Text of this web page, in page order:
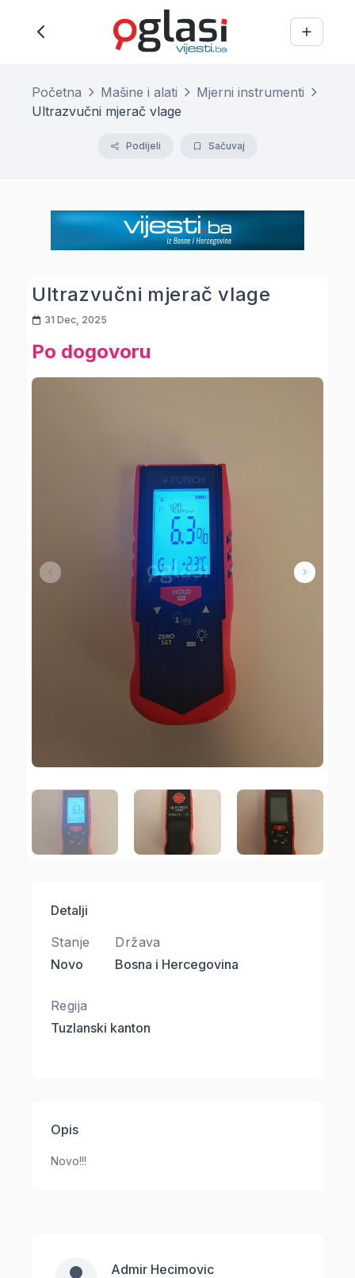
Početna Mašine i alati
Mjerni instrumenti
Ultrazvučni mjerač vlage
Podijeli Sačuvaj
Ultrazvučni mjerač vlage
31 Dec, 2025
Po dogovoru
Detalji
Stanje
Novo
Država
Bosna i Hercegovina
Regija
Tuzlanski kanton
Opis
Novo!!!
Admir Hecimovic